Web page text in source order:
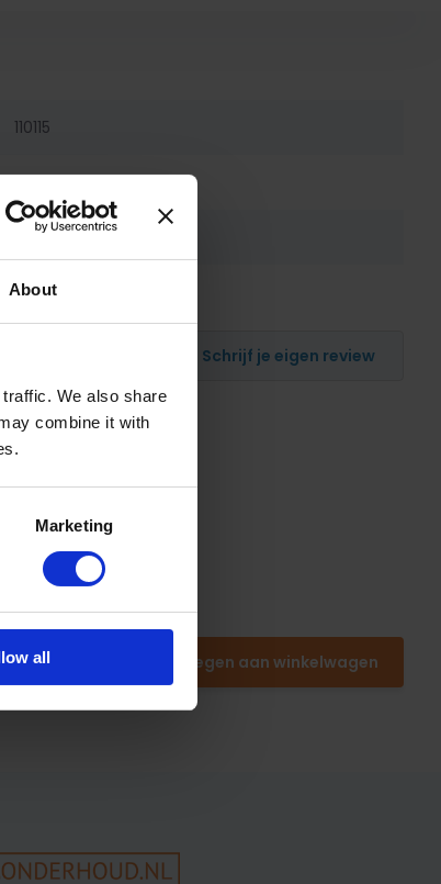
About
We also share
combine it with
Marketing
all
110115
8716834006010
Schrijf je eigen review
Toevoegen aan winkelwagen